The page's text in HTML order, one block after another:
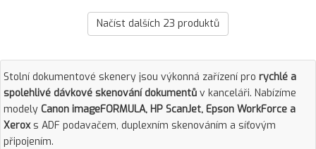
Načíst dalších 23 produktů
Stolní dokumentové skenery jsou výkonná zařízení pro rychlé a
spolehlivé dávkové skenování dokumentů v kanceláři. Nabízíme
modely Canon imageFORMULA, HP ScanJet, Epson WorkForce a
Xeroxs ADF podavačem, duplexním skenováním a síťovým
připojením.